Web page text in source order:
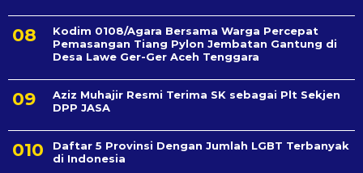
Kodim 0108/Agara Bersama Warga Percepat
Pemasangan Tiang Pylon Jembatan Gantung di
Desa Lawe Ger-Ger Aceh Tenggara
Aziz Muhajir Resmi Terima SK sebagai Plt Sekjen
DPP JASA
Daftar 5 Provinsi Dengan Jumlah LGBT Terbanyak
di Indonesia